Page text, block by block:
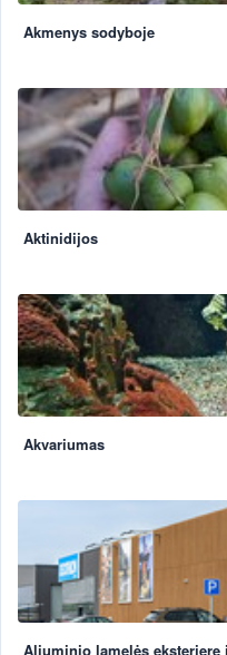
Akmenys sodyboje
Aktinidijos
Akvariumas
Aliuminio lamelės eksterjere